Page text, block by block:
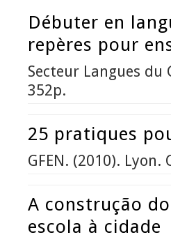
Débuter en
repères pour
Secteur Langues du
352p.
25 pratiques
GFEN. (2010).
A construção
escola à cidade